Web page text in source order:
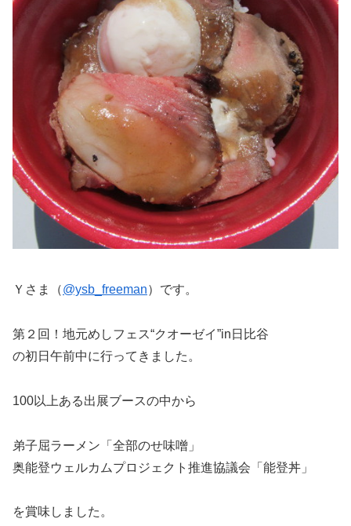
Ｙさま（@ysb_freeman）です。
第２回！地元めしフェス“クオーゼイ”in日比谷
の初日午前中に行ってきました。
100以上ある出展ブースの中から
弟子屈ラーメン「全部のせ味噌」
奥能登ウェルカムプロジェクト推進協議会「能登丼」
を賞味しました。